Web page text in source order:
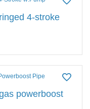
4-stroke
powerboost